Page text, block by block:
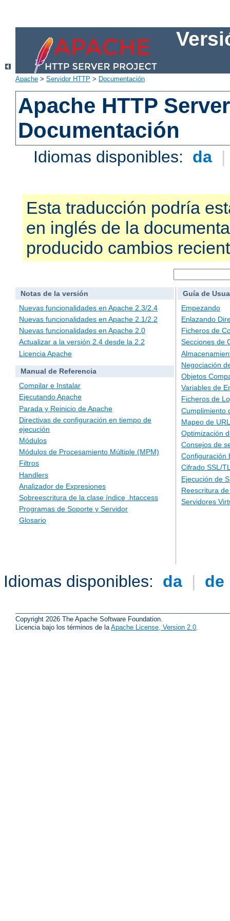
Apache > Servidor HTTP > Documentación
Apache HTTP
Documentación
Idiomas disponibles: da |
Esta traducción podría
en inglés de la
producido cambios
Notas de la versión
Nuevas funcionalidades en Apache 2.3/2.4
Nuevas funcionalidades en Apache 2.1/2.2
Nuevas funcionalidades en Apache 2.0
Actualizar a la versión 2.4 desde la 2.2
Licencia Apache
Manual de Referencia
Compilar e Instalar
Ejecutando Apache
Parada y Reinicio de Apache
Directivas de configuración en tiempo de
ejecución
Módulos
Módulos de Procesamiento Múltiple (MPM)
Filtros
Handlers
Analizador de Expresiones
Sobreescritura de la clase índice .htaccess
Programas de Soporte y Servidor
Glosario
Guía de
Empezando
Enlazando
Ficheros de
Secciones de
Negociación
Objetos
Variables de
Ficheros de
Cumplimiento
Mapeo de
Optimización
Consejos de
Configuración
Cifrado SSL/
Ejecución de
Reescritura
Servidores
Idiomas disponibles: da | de
Copyright 2026 The Apache Software Foundation.
Licencia bajo los términos de la Apache License, Version 2.0